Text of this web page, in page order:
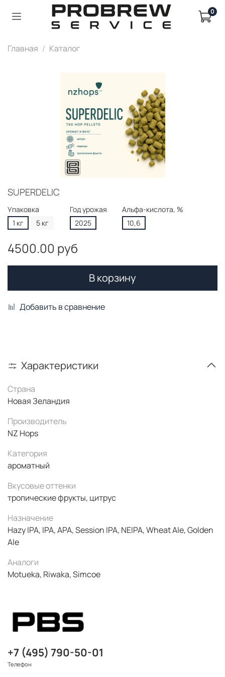
0
Главная Каталог
SUPERDELIC
Упаковка
1 кг
5 кг
Год урожая
2025
Альфа-кислота, %
10,6
4500.00 руб
В корзину
Добавить в сравнение
Характеристики
Страна
Новая Зеландия
Производитель
NZ Hops
Категория
ароматный
Вкусовые оттенки
тропические фрукты, цитрус
Назначение
Hazy IPA, IPA, APA, Session IPA, NEIPA, Wheat Ale, Golden
Ale
Аналоги
Motueka, Riwaka, Simcoe
+7 (495) 790-50-01
Телефон